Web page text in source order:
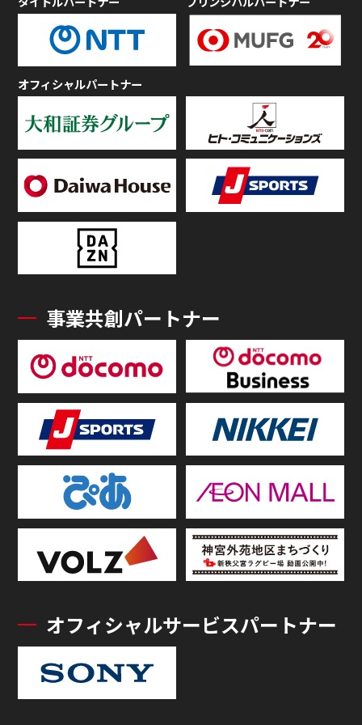
オフィシャルパートナー
事業共創パートナー
オフィシャルサービスパートナー